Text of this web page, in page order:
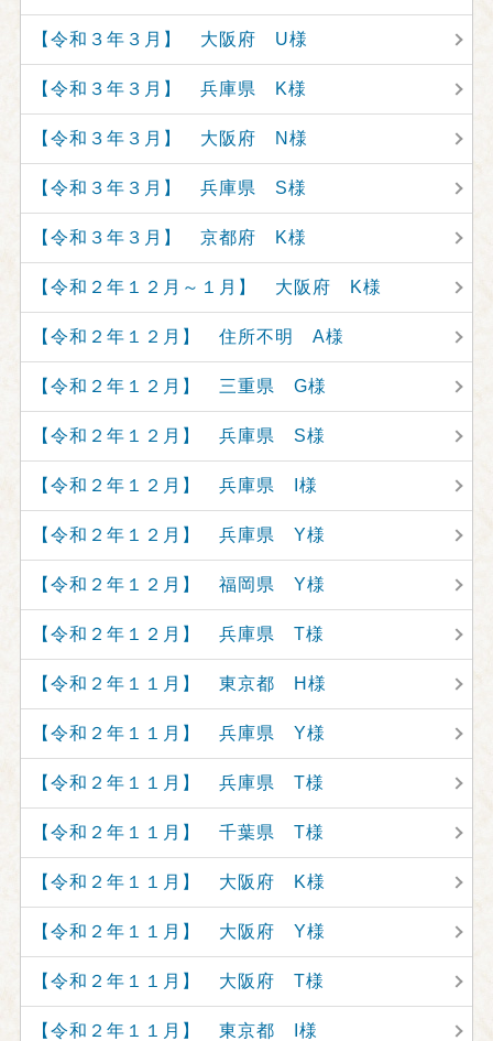
【令和３年３月】 大阪府 U様
【令和３年３月】 兵庫県 K様
【令和３年３月】 大阪府 N様
【令和３年３月】 兵庫県 S様
【令和３年３月】 京都府 K様
【令和２年１２月～１月】 大阪府 K様
【令和２年１２月】 住所不明 A様
【令和２年１２月】 三重県 G様
【令和２年１２月】 兵庫県 S様
【令和２年１２月】 兵庫県 I様
【令和２年１２月】 兵庫県 Y様
【令和２年１２月】 福岡県 Y様
【令和２年１２月】 兵庫県 T様
【令和２年１１月】 東京都 H様
【令和２年１１月】 兵庫県 Y様
【令和２年１１月】 兵庫県 T様
【令和２年１１月】 千葉県 T様
【令和２年１１月】 大阪府 K様
【令和２年１１月】 大阪府 Y様
【令和２年１１月】 大阪府 T様
【令和２年１１月】 東京都 I様